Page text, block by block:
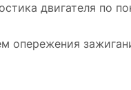
двигателя по
опережения